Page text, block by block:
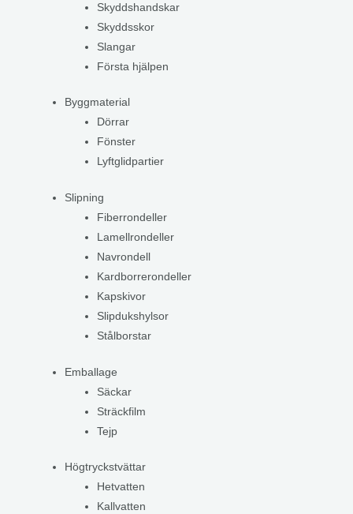
Skyddshandskar
Skyddsskor
Slangar
Första hjälpen
Byggmaterial
Dörrar
Fönster
Lyftglidpartier
Slipning
Fiberrondeller
Lamellrondeller
Navrondell
Kardborrerondeller
Kapskivor
Slipdukshylsor
Stålborstar
Emballage
Säckar
Sträckfilm
Tejp
Högtryckstvättar
Hetvatten
Kallvatten